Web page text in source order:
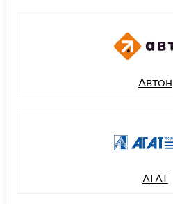
Автон
АГАТ